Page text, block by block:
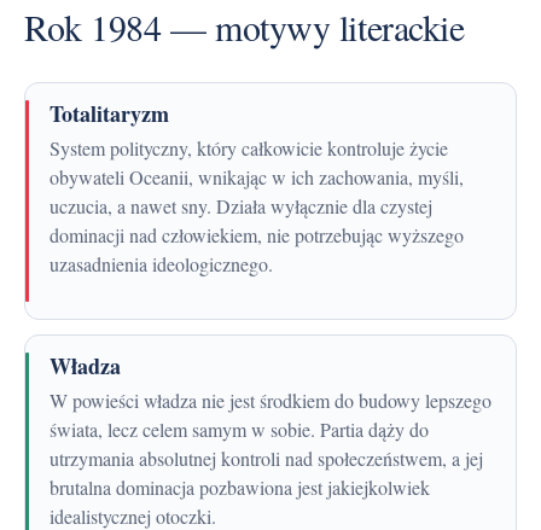
Rok 1984 — motywy literackie
Totalitaryzm
System polityczny, który całkowicie kontroluje życie
obywateli Oceanii, wnikając w ich zachowania, myśli,
uczucia, a nawet sny. Działa wyłącznie dla czystej
dominacji nad człowiekiem, nie potrzebując wyższego
uzasadnienia ideologicznego.
Władza
W powieści władza nie jest środkiem do budowy lepszego
świata, lecz celem samym w sobie. Partia dąży do
utrzymania absolutnej kontroli nad społeczeństwem, a jej
brutalna dominacja pozbawiona jest jakiejkolwiek
idealistycznej otoczki.